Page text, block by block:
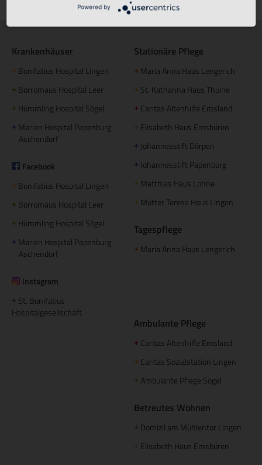
Krankenhäuser
+ Bonifatius Hospital Lingen
+ Borromäus Hospital Leer
+ Hümmling Hospital Sögel
+ Marien Hospital Papenburg
Aschendorf
Facebook
+ Bonifatius Hospital Lingen
+ Borromäus Hospital Leer
+ Hümmling Hospital Sögel
+ Marien Hospital Papenburg
Aschendorf
Instagram
St. Bonifatius
Hospitalgesellschaft
Stationäre Pflege
+ Maria Anna Haus Lengerich
+ St. Katharina Haus Thuine
+ Caritas Altenhilfe Emsland
Elisabeth Haus Emsbüren
+ Johannesstift Dörpen
+ Johannesstift Papenburg
+ Matthias Haus Lohne
+ Mutter Teresa Haus Lingen
Tagespflege
+ Maria Anna Haus Lengerich
Ambulante Pflege
+ Caritas Altenhilfe Emsland
+ Caritas Sozialstation Lingen
+ Ambulante Pflege Sögel
Betreutes Wohnen
Domizil am Mühlentor Lingen
Elisabeth Haus Emsbüren
Powered by